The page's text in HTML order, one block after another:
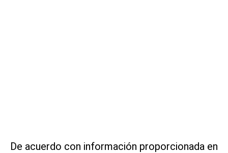
De acuerdo con información proporcionada en